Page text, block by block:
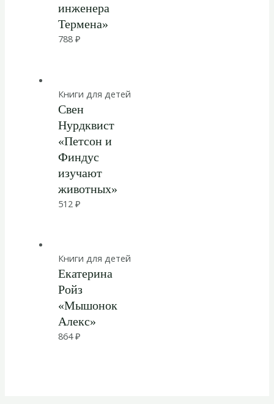
инженера
Термена»
788₽
Книги для детей
Свен
Нурдквист
«Петсон и
Финдус
изучают
животных»
512₽
Книги для детей
Екатерина
Ройз
«Мышонок
Алекс»
864₽